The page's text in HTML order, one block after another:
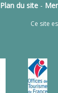
Plan du site-
Ce site